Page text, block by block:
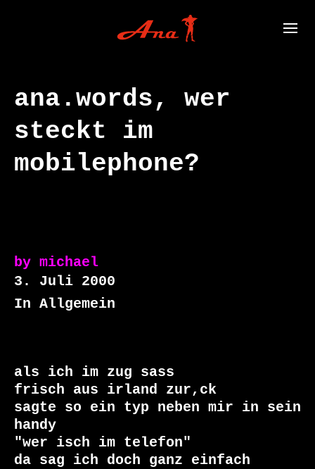
ana.words, wer
steckt im
mobilephone?
by michael
3. Juli 2000
In Allgemein
als ich im zug sass
frisch aus irland zur,ck
sagte so ein typ neben mir in sein
handy
"wer isch im telefon"
da sag ich doch ganz einfach